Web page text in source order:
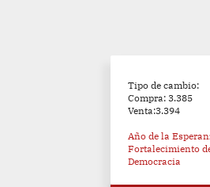
Tipo de cambio:
Compra: 3.385
Venta:3.394
Año de la
Fortalecimiento
Democracia